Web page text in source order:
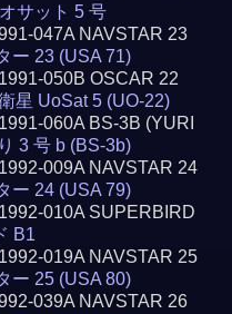
サット 5 号
047A NAVSTAR 23
ー 23 (USA 71)
050B OSCAR 22
星 UoSat 5 (UO-22)
060A BS-3B (YURI
3 号 b (BS-3b)
009A NAVSTAR 24
ー 24 (USA 79)
010A SUPERBIRD
B1
019A NAVSTAR 25
ー 25 (USA 80)
039A NAVSTAR 26